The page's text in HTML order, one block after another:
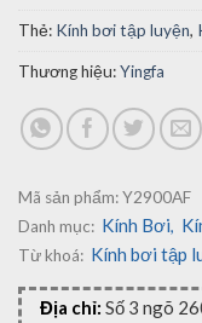
Thẻ: Kính bơi tập luyện,
Thương hiệu:Yingfa
Mã sản phẩm:Y2900AF
Danh mục: Kính Bơi,
Từ khoá: Kính bơi tập
Địa chỉ: Số 3 ngõ